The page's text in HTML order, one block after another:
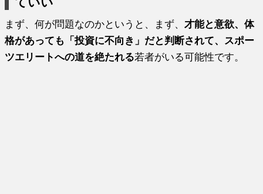
まず、何が問題なのかというと、まず、 才能と意欲、体
格があっても「投資に不向き」だと判断されて、スポー
ツエリートへの道を絶たれる若者がいる可能性です。